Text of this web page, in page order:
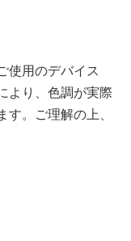
使用のデバイス
より、色調が実際
。ご理解の上、